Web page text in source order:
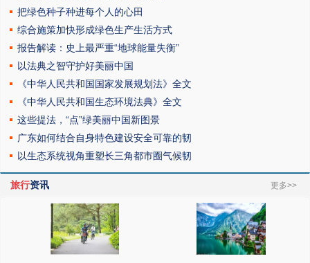
把绿色种子种进每个人的心田
综合施策加快形成绿色生产生活方式
报告解读：史上最严重“地球能量失衡”
以法典之智守护好美丽中国
《中华人民共和国国家发展规划法》全文
《中华人民共和国生态环境法典》全文
这些提法，“点”绿美丽中国新图景
广东如何结合自身特色建设安全可靠的韧
以生态系统视角重塑长三角都市圈气候韧
旅行资讯 更多>>